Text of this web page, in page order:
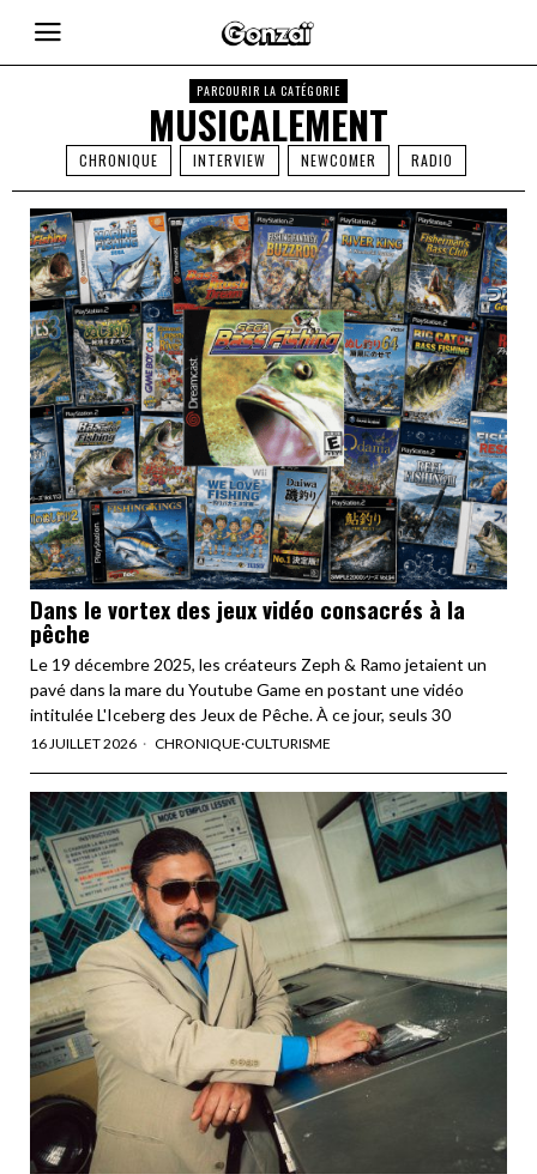
PARCOURIR LA CATÉGORIE
MUSICALEMENT
CHRONIQUE INTERVIEW NEWCOMER RADIO
Dans le vortex des jeux vidéo consacrés à la
pêche
Le 19 décembre 2025, les créateurs Zeph & Ramo jetaient un
pavé dans la mare du Youtube Game en postant une vidéo
intitulée L'Iceberg des Jeux de Pêche. À ce jour, seuls 30
16 JUILLET 2026 CHRONIQUE·CULTURISME